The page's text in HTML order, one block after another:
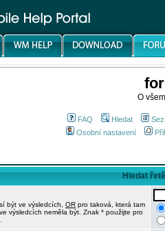
O
FAQ Hledat
Osobní nastavení
Hledat
být ve výsledcích, OR pro taková, která tam
výsledcích neměla být. Znak * použijte pro